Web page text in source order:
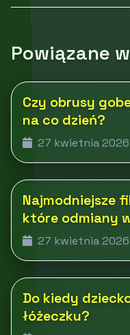
Powiązane
Czy obrusy
na co dzień?
27 kwietnia 2026
Najmodniejsze
które odmiany
27 kwietnia 2026
Do kiedy
łóżeczku?